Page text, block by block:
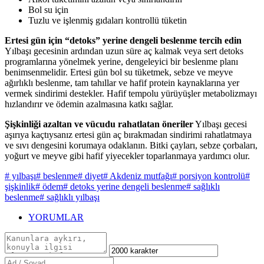
Bol su için
Tuzlu ve işlenmiş gıdaları kontrollü tüketin
Ertesi gün için “detoks” yerine dengeli beslenme tercih edin
Yılbaşı gecesinin ardından uzun süre aç kalmak veya sert detoks
programlarına yönelmek yerine, dengeleyici bir beslenme planı
benimsenmelidir. Ertesi gün bol su tüketmek, sebze ve meyve
ağırlıklı beslenme, tam tahıllar ve hafif protein kaynaklarına yer
vermek sindirimi destekler. Hafif tempolu yürüyüşler metabolizmayı
hızlandırır ve ödemin azalmasına katkı sağlar.
Şişkinliği azaltan ve vücudu rahatlatan önerilerYılbaşı gecesi
aşırıya kaçtıysanız ertesi gün aç bırakmadan sindirimi rahatlatmaya
ve sıvı dengesini korumaya odaklanın. Bitki çayları, sebze çorbaları,
yoğurt ve meyve gibi hafif yiyecekler toparlanmaya yardımcı olur.
# yılbaşı# beslenme# diyet# Akdeniz mutfağı# porsiyon kontrolü#
şişkinlik# ödem# detoks yerine dengeli beslenme# sağlıklı
beslenme# sağlıklı yılbaşı
YORUMLAR